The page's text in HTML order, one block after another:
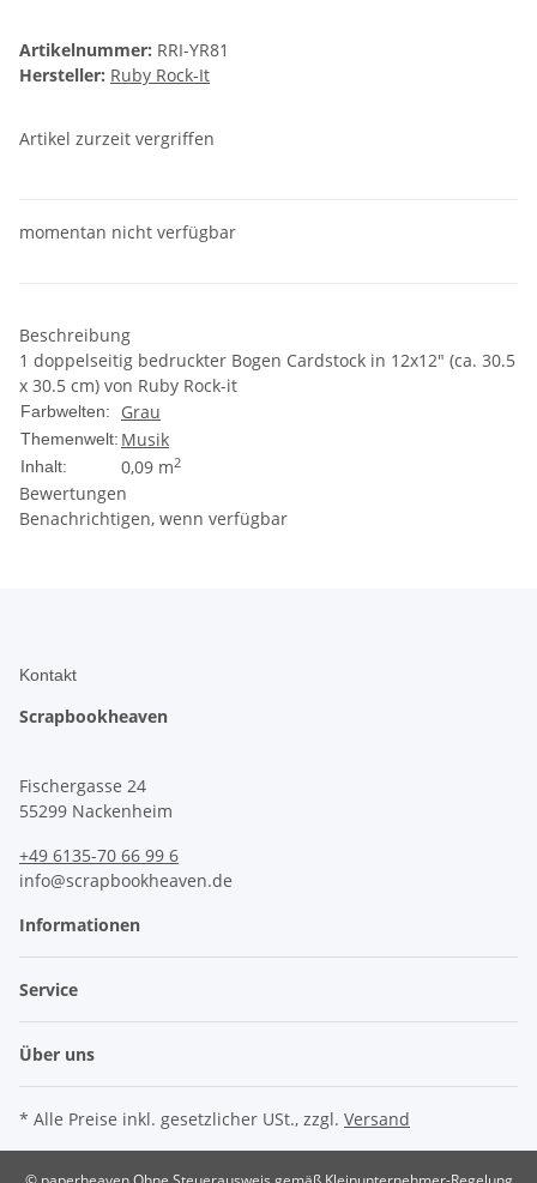
Artikelnummer: RRI-YR81
Hersteller: Ruby Rock-It
Artikel zurzeit vergriffen
momentan nicht verfügbar
Beschreibung
1 doppelseitig bedruckter Bogen Cardstock in 12x12" (ca. 30.5
x 30.5 cm) von Ruby Rock-it
Farbwelten: Grau
Themenwelt: Musik
Inhalt: 0,09 m2
Bewertungen
Benachrichtigen, wenn verfügbar
Kontakt
Scrapbookheaven
Fischergasse 24
55299 Nackenheim
+49 6135-70 66 99 6
info@scrapbookheaven.de
Informationen
Service
Über uns
* Alle Preise inkl. gesetzlicher USt., zzgl. Versand